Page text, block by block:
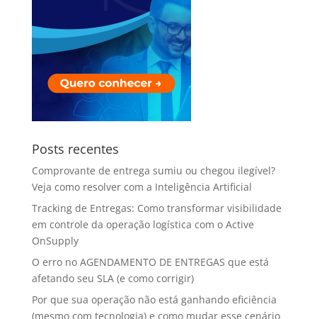
Posts recentes
Comprovante de entrega sumiu ou chegou ilegível?
Veja como resolver com a Inteligência Artificial
Tracking de Entregas: Como transformar visibilidade
em controle da operação logística com o Active
OnSupply
O erro no AGENDAMENTO DE ENTREGAS que está
afetando seu SLA (e como corrigir)
Por que sua operação não está ganhando eficiência
(mesmo com tecnologia) e como mudar esse cenário